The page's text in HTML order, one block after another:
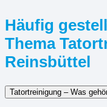
Häufig
Thema
Reinsbüttel
Tatortreinigung – Was